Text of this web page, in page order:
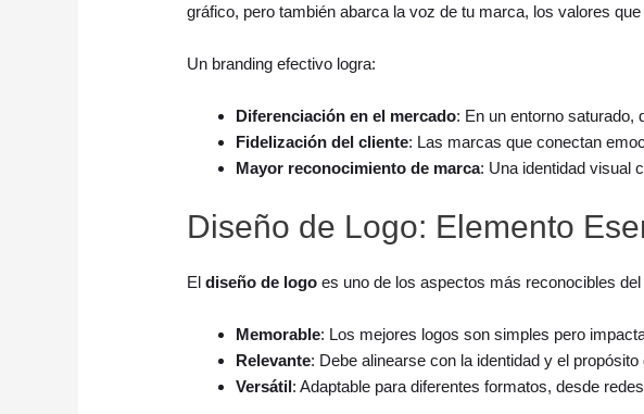
gráfico, pero también abarca la voz de tu marca, los valores
Un branding efectivo logra:
Diferenciación en el mercado: En un entorno saturado,
Fidelización del cliente: Las marcas que conectan
Mayor reconocimiento de marca: Una identidad visual
Diseño de Logo: Elemento
Eldiseño de logo es uno de los aspectos más reconocibles
Memorable: Los mejores logos son simples pero
Relevante: Debe alinearse con la identidad y el
Versátil: Adaptable para diferentes formatos, desde